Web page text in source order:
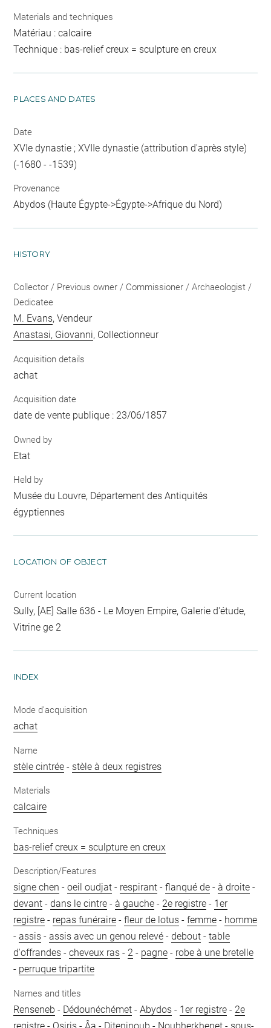
Materials and techniques
Matériau : calcaire
Technique : bas-relief creux = sculpture en creux
PLACES AND DATES
Date
XVIe dynastie ; XVIIe dynastie (attribution d'après style)
(-1680 - -1539)
Provenance
Abydos (Haute Égypte->Égypte->Afrique du Nord)
HISTORY
Collector / Previous owner / Commissioner / Archaeologist /
Dedicatee
M. Evans, Vendeur
Anastasi, Giovanni, Collectionneur
Acquisition details
achat
Acquisition date
date de vente publique : 23/06/1857
Owned by
Etat
Held by
Musée du Louvre, Département des Antiquités
égyptiennes
LOCATION OF OBJECT
Current location
Sully, [AE] Salle 636 - Le Moyen Empire, Galerie d'étude,
Vitrine ge 2
INDEX
Mode d'acquisition
achat
Name
stèle cintrée - stèle à deux registres
Materials
calcaire
Techniques
bas-relief creux = sculpture en creux
Description/Features
signe chen -oeil oudjat - respirant -flanqué de -à droite -
devant -dans le cintre -à gauche - 2e registre - 1er
registre - repas funéraire -fleur de lotus -femme - homme
-assis -assis avec un genou relevé -debout -table
d'offrandes -cheveux ras - 2 - pagne - robe à une bretelle
- perruque tripartite
Names and titles
Renseneb - Dédounéchémet -Abydos - 1er registre - 2e
registre - Osiris - Âa - Diteninoub - Noubherkhenet - sous-